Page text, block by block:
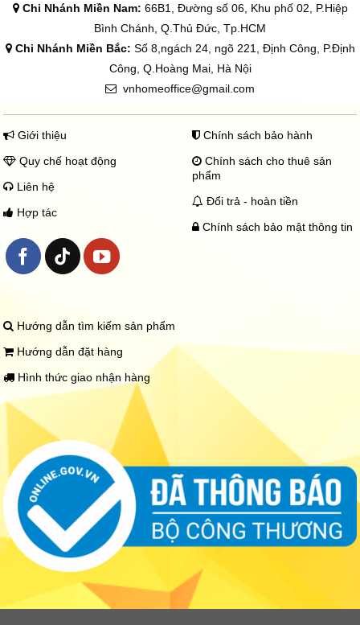
Chi Nhánh Miền Nam: 66B1, Đường số 06, Khu phố 02, P.Hiệp
Bình Chánh, Q.Thủ Đức, Tp.HCM
Chi Nhánh Miền Bắc: Số 8,ngách 24, ngõ 221, Định Công, P.Định
Công, Q.Hoàng Mai, Hà Nội
vnhomeoffice@gmail.com
Giới thiệu
Quy chế hoạt động
Liên hệ
Hợp tác
Chính sách bảo hành
Chính sách cho thuê sản
phẩm
Đổi trả - hoàn tiền
Chính sách bảo mật thông tin
Hướng dẫn tìm kiếm sản phẩm
Hướng dẫn đặt hàng
Hình thức giao nhận hàng